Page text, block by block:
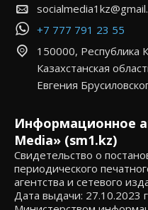
+7 777 791 23 55
150000, Республика
Казахстанская
Евгения
Информационное
Media» (sm1.kz)
Свидетельство о
периодического
агентства и сетевого
Дата выдачи: 27.10.2023